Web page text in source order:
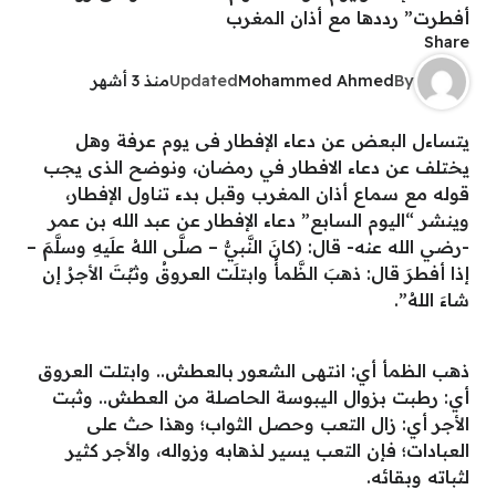
Share
By
Mohammed Ahmed
Updatedمنذ 3 أشهر
يتساءل البعض عن دعاء الإفطار فى يوم عرفة وهل
يختلف عن دعاء الافطار في رمضان، ونوضح الذى يجب
قوله مع سماع أذان المغرب وقبل بدء تناول الإفطار،
وينشر “اليوم السابع” دعاء الإفطار عن عبد الله بن عمر
-رضي الله عنه- قال: (كانَ النَّبيُّ – صلَّى اللهُ علَيهِ وسلَّمَ –
إذا أفطرَ قال: ذهبَ الظَّمأُ وابتلَت العروقُ وثبُتَ الأجرُ إن
شاءَ اللهُ”.
ذهب الظمأ أي: انتهى الشعور بالعطش.. وابتلت العروق
أي: رطبت بزوال اليبوسة الحاصلة من العطش.. وثبت
الأجر أي: زال التعب وحصل الثواب؛ وهذا حث على
العبادات؛ فإن التعب يسير لذهابه وزواله، والأجر كثير
لثباته وبقائه.